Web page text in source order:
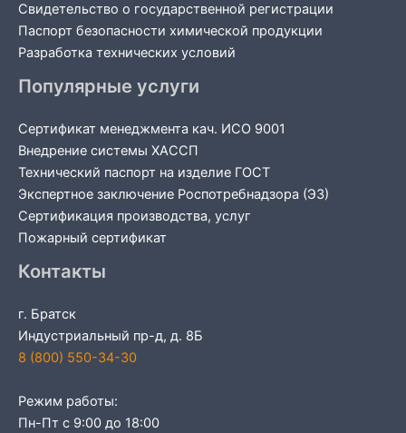
Свидетельство о государственной регистрации
Паспорт безопасности химической продукции
Разработка технических условий
Популярные услуги
Сертификат менеджмента кач. ИСО 9001
Внедрение системы ХАССП
Технический паспорт на изделие ГОСТ
Экспертное заключение Роспотребнадзора (ЭЗ)
Сертификация производства, услуг
Пожарный сертификат
Контакты
г. Братск
Индустриальный пр-д, д. 8Б
8 (800) 550-34-30
Режим работы:
Пн-Пт с 9:00 до 18:00